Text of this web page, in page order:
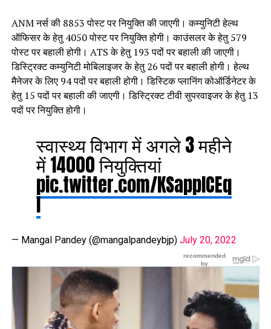
ANM नर्स की 8853 पोस्ट पर नियुक्ति की जाएगी। कम्युनिटी हेल्थ
ऑफिसर के हेतु 4050 पोस्ट पर नियुक्ति होगी। काउंसलर के हेतु 579
पोस्ट पर बहाली होगी। ATS के हेतु 193 पदों पर बहाली की जाएगी।
डिस्ट्रिक्ट कम्युनिटी मोबिलाइजर के हेतु 26 पदों पर बहाली होगी। हेल्थ
मैनेजर के लिए 94 पदों पर बहाली होगी। डिस्टिक प्लानिंग कोऑर्डिनेटर के
हेतु 15 पदों पर बहाली की जाएगी। डिस्ट्रिक्ट टीवी सुपरवाइजर के हेतु 13
पदों पर नियुक्ति होगी।
स्वास्थ्य विभाग में अगले 3 महीने
में 14000 नियुक्तियां
pic.twitter.com/KSapplCEq
I
— Mangal Pandey (@mangalpandeybjp) July 20, 2022